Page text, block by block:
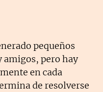
pequeños
amigos, pero hay
en cada
de resolverse